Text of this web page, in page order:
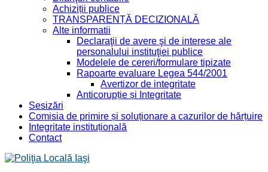
Achiziții publice
TRANSPARENȚĂ DECIZIONALĂ
Alte informatii
Declaraţii de avere şi de interese ale
personalului instituţiei publice
Modelele de cereri/formulare tipizate
Rapoarte evaluare Legea 544/2001
Avertizor de integritate
Anticorupție și Integritate
Sesizări
Comisia de primire și soluționare a cazurilor de hărțuire
Integritate instituțională
Contact